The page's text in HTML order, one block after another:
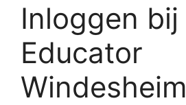
Inloggen bij
Educator
Windesheim